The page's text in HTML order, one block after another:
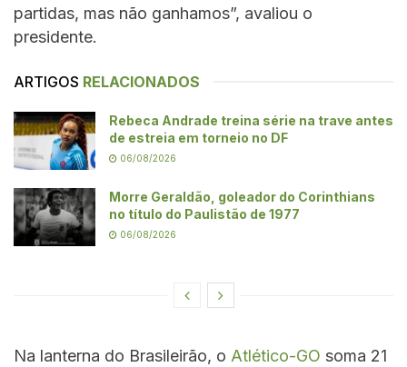
partidas, mas não ganhamos”, avaliou o
presidente.
ARTIGOS RELACIONADOS
Rebeca Andrade treina série na trave antes
de estreia em torneio no DF
06/08/2026
Morre Geraldão, goleador do Corinthians
no título do Paulistão de 1977
06/08/2026
Na lanterna do Brasileirão, o Atlético-GO soma 21